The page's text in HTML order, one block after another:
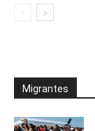
Migrantes